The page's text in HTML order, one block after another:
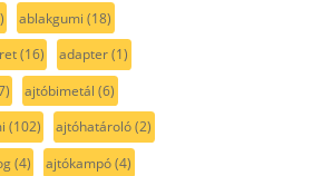
ablakgumi (18)
(16) adapter(1)
ajtóbimetál (6)
(102) ajtóhatároló(2)
(4) ajtókampó(4)